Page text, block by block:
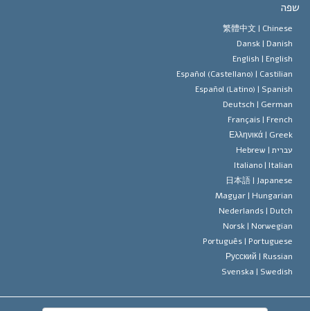
האמונה של ארגון הסיינטולוגיה
הסיינטולוג
מיסקביג'
של זכויות האדם הבינלאומיות
על דת
繁體中文 |
Dansk |
English |
Español (Castellano) |
Español (Latino) |
Deutsch |
Français |
Ελληνικά |
|
Hebrew
Italiano |
日本語 |
Magyar |
Nederlands |
Norsk |
Português |
Русский |
Svenska |